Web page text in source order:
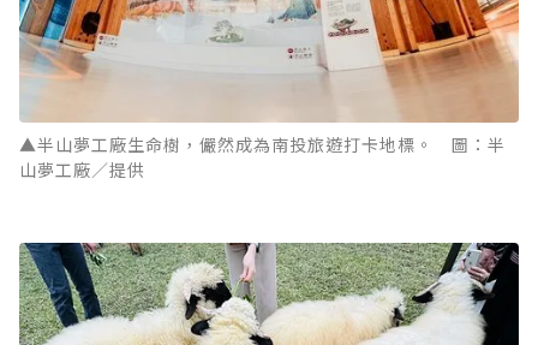
▲半山夢工廠生命樹，儼然成為南投旅遊打卡地標。 圖：半
山夢工廠／提供